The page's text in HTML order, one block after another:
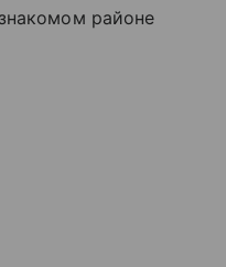
районе